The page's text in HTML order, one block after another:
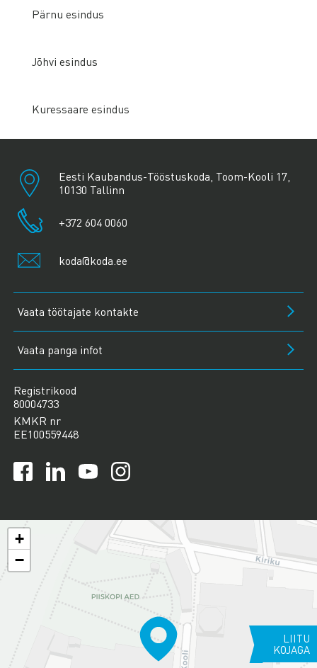
Pärnu esindus
Jõhvi esindus
Kuressaare esindus
Eesti Kaubandus-Tööstuskoda, Toom-Kooli 17,
10130 Tallinn
+372 604 0060
koda@koda.ee
Vaata töötajate kontakte
Vaata panga infot
Registrikood
80004733
KMKR nr
EE100559448
+
−
LIITU
KOJAGA